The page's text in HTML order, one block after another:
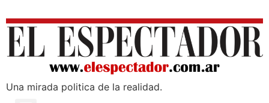
Una mirada poli­tica de la realidad.